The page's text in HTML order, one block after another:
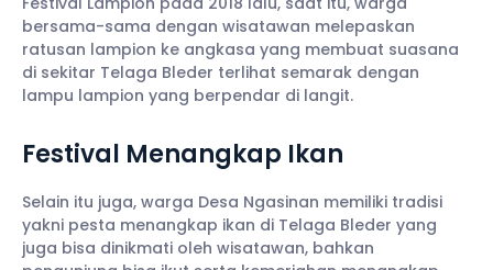
bersama-sama dengan wisatawan melepaskan
ratusan lampion ke angkasa yang membuat suasana
di sekitar Telaga Bleder terlihat semarak dengan
lampu lampion yang berpendar di langit.
Festival Menangkap Ikan
Selain itu juga, warga Desa Ngasinan memiliki tradisi
yakni pesta menangkap ikan di Telaga Bleder yang
juga bisa dinikmati oleh wisatawan, bahkan